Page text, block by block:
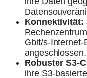
Konnektivität:
Gbit/s-Internet-
angeschlossen.
Robuster S3-
ihre S3-